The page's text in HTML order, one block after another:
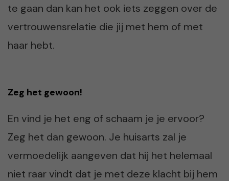
te gaan dan kan het ook iets zeggen over de
vertrouwensrelatie die jij met hem of met
haar hebt.
Zeg het gewoon!
En vind je het eng of schaam je je ervoor?
Zeg het dan gewoon. Je huisarts zal je
vermoedelijk aangeven dat hij het helemaal
niet raar vindt dat je met deze klacht bij hem